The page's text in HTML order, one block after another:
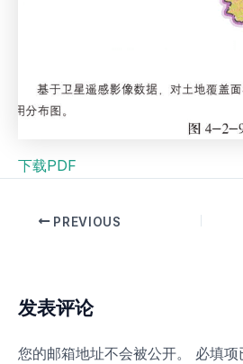
下载PDF
PREVIOUS
发表评论
您的邮箱地址不会被公开。 必填项